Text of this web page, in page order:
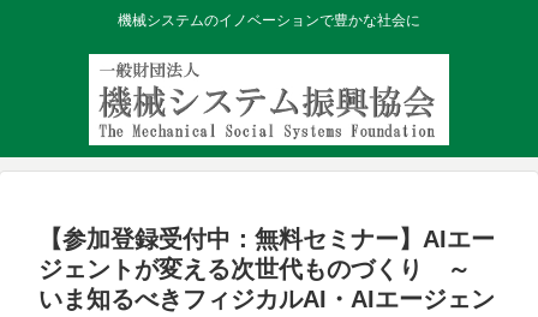
機械システムのイノベーションで豊かな社会に
【参加登録受付中：無料セミナー】AIエー
ジェントが変える次世代ものづくり ～
いま知るべきフィジカルAI・AIエージェン